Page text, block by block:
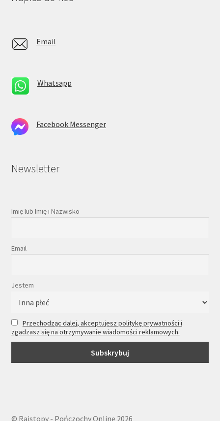
Email
Whatsapp
Facebook Messenger
Newsletter
Imię lub Imię i Nazwisko
Email
Jestem
Przechodząc dalej, akceptujesz politykę prywatności i
zgadzasz się na otrzymywanie wiadomości reklamowych.
© Rajstopy - Pończochy Online 2026